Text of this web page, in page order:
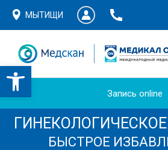
МЫТИЩИ
Запись online
БЫСТРОЕ